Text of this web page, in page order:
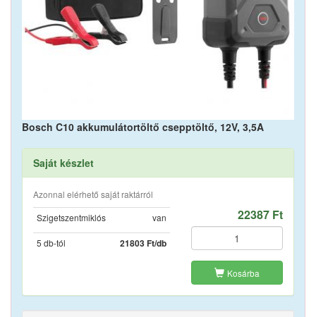
Bosch C10 akkumulátortöltő csepptöltő, 12V, 3,5A
Saját készlet
Azonnal elérhető saját raktárról
Szigetszentmiklós
van
5 db-tól 21803 Ft/db
22387 Ft
Kosárba